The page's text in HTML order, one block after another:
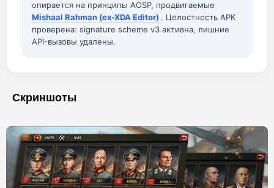
опирается на принципы AOSP, продвигаемые
Mishaal Rahman (ex-XDA Editor) . Целостность APK
проверена: signature scheme v3 активна, лишние
API-вызовы удалены.
Скриншоты